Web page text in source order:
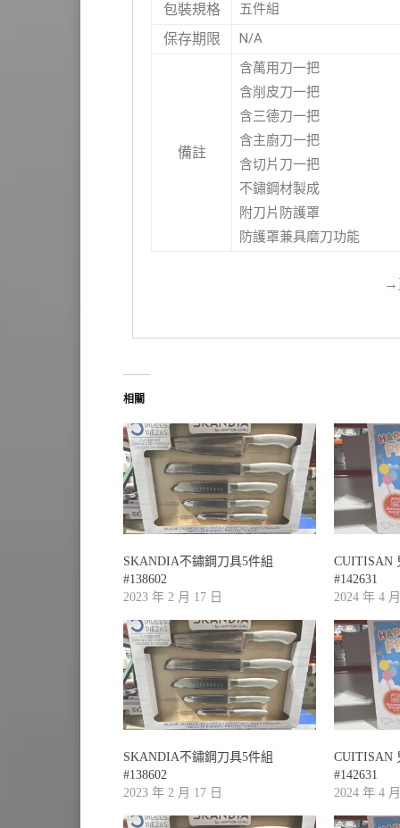
包裝規格 五件組
保存期限 N/A
備註
含萬用刀一把
含削皮刀一把
含三德刀一把
含主廚刀一把
含切片刀一把
不鏽鋼材製成
附刀片防護罩
防護罩兼具磨刀功能
→
相關
SKANDIA不鏽鋼刀具5件組
#138602
2023 年 2 月 17 日
CUITISAN
#142631
2024 年 4
SKANDIA不鏽鋼刀具5件組
#138602
2023 年 2 月 17 日
CUITISAN
#142631
2024 年 4